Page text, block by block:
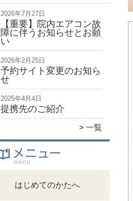
2026年7月27日
【重要】院内エアコン故
障に伴うお知らせとお願
い
2026年2月25日
予約サイト変更のお知ら
せ
2025年4月4日
提携先のご紹介
一覧
はじめてのかたへ